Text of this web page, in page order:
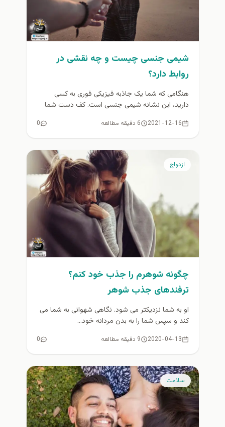
شیمی جنسی چیست و چه نقشی در
روابط دارد؟
هنگامی که شما یک جاذبه فیزیکی فوری به کسی
دارید، این نشانه شیمی جنسی است. کف دست شما
2021-12-16 6 دقیقه مطالعه 0
ازدواج
چگونه شوهرم را جذب خود کنم؟
ترفندهای جذب شوهر
او به شما نزدیکتر می شود. نگاهی شهوانی به شما می
کند و سپس شما را به بدن مردانه خود...
2020-04-13 9 دقیقه مطالعه 0
سلامت